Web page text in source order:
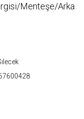
Menteşe/Arka